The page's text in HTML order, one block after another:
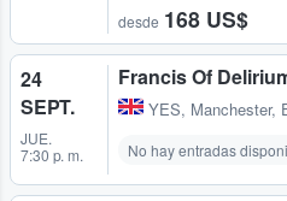
desde 168 US$
24
SEPT.
JUE.
7:30 p. m.
Francis Of
YES, Manchester,
No hay entradas